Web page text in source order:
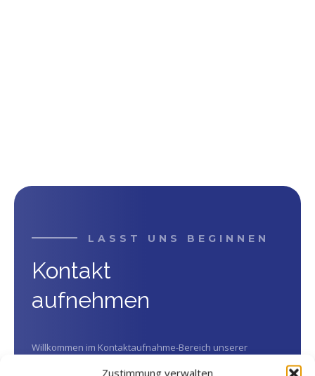
Zustimmung verwalten
LASST UNS BEGINNEN
Kontakt
aufnehmen
Willkommen im Kontaktaufnahme-Bereich unserer